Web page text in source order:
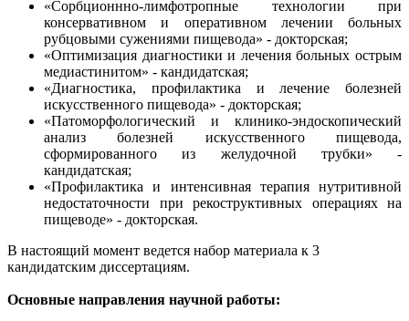
«Сорбционнно-лимфотропные технологии при
консервативном и оперативном лечении больных
рубцовыми сужениями пищевода» - докторская;
«Оптимизация диагностики и лечения больных острым
медиастинитом» - кандидатская;
«Диагностика, профилактика и лечение болезней
искусственного пищевода» - докторская;
«Патоморфологический и клинико-эндоскопический
анализ болезней искусственного пищевода,
сформированного из желудочной трубки» -
кандидатская;
«Профилактика и интенсивная терапия нутритивной
недостаточности при рекоструктивных операциях на
пищеводе» - докторская.
В настоящий момент ведется набор материала к 3
кандидатским диссертациям.
Основные направления научной работы: